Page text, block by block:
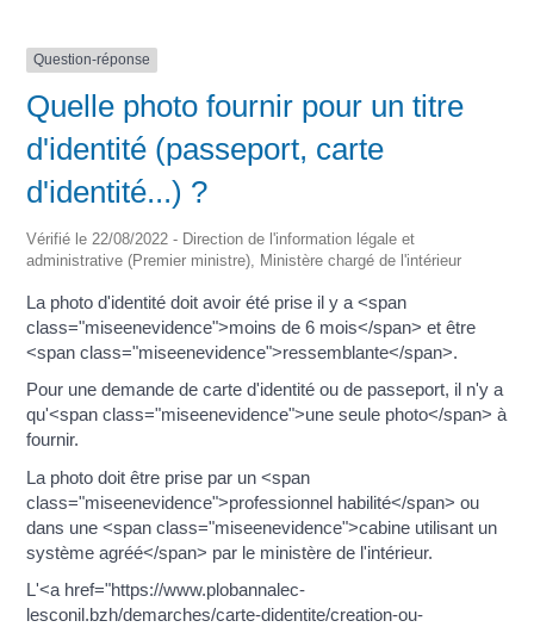
Question-réponse
Quelle photo fournir pour un titre
d'identité (passeport, carte
d'identité...) ?
Vérifié le 22/08/2022 - Direction de l'information légale et
administrative (Premier ministre), Ministère chargé de l'intérieur
La photo d'identité doit avoir été prise il y a <span
class="miseenevidence">moins de 6 mois</span> et être
<span class="miseenevidence">ressemblante</span>.
Pour une demande de carte d'identité ou de passeport, il n'y a
qu'<span class="miseenevidence">une seule photo</span> à
fournir.
La photo doit être prise par un <span
class="miseenevidence">professionnel habilité</span> ou
dans une <span class="miseenevidence">cabine utilisant un
système agréé</span> par le ministère de l'intérieur.
L'<a href="https://www.plobannalec-
lesconil.bzh/demarches/carte-didentite/creation-ou-